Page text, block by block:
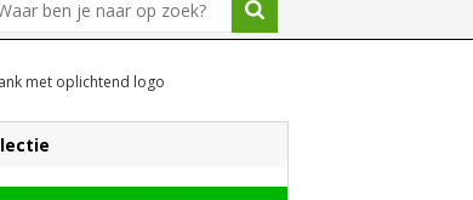
SPORT
met oplichtend logo